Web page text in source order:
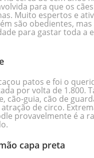
para que os
Muito espertos e
são obedientes,
para gastar toda a
patos e foi o
por volta de 1.800.
cão-guia, cão de
de circo.
provavelmente é a
capa preta